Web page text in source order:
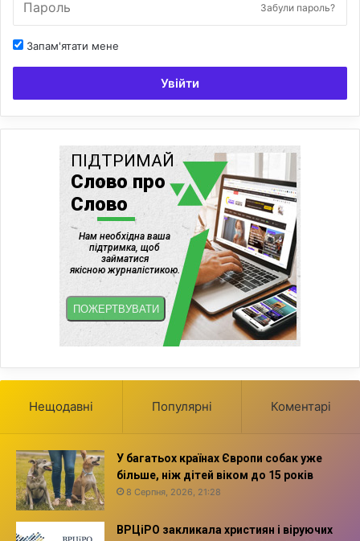
Забули пароль?
Запам'ятати мене
Увійти
Нещодавні Популярні Коментарі
У багатьох країнах Європи собак уже
більше, ніж дітей віком до 15 років
8 Серпня, 2026, 21:28
ВРЦіРО закликала християн і віруючих